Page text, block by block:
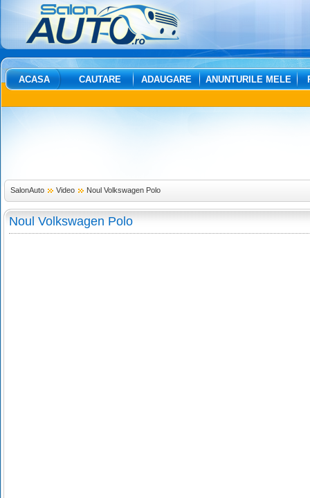
ACASA CAUTARE ADAUGARE ANUNTURILE MELE
SalonAuto Video Noul Volkswagen Polo
Noul Volkswagen Polo